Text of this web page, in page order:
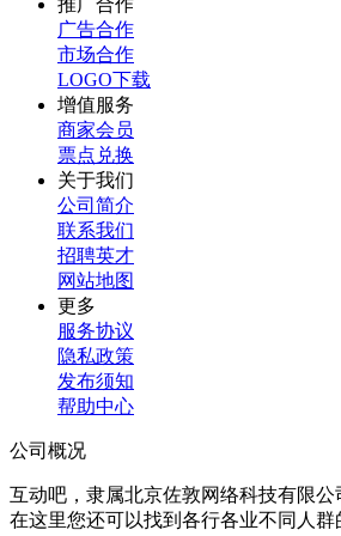
推广合作
广告合作
市场合作
LOGO下载
增值服务
商家会员
票点兑换
关于我们
公司简介
联系我们
招聘英才
网站地图
更多
服务协议
隐私政策
发布须知
帮助中心
公司概况
互动吧，隶属北京佐敦网络科技有限
在这里您还可以找到各行各业不同人